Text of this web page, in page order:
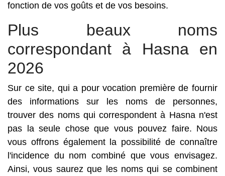
fonction de vos goûts et de vos besoins.
Plus beaux noms
correspondant à Hasna en
2026
Sur ce site, qui a pour vocation première de fournir
des informations sur les noms de personnes,
trouver des noms qui correspondent à Hasna n'est
pas la seule chose que vous pouvez faire. Nous
vous offrons également la possibilité de connaître
l'incidence du nom combiné que vous envisagez.
Ainsi, vous saurez que les noms qui se combinent